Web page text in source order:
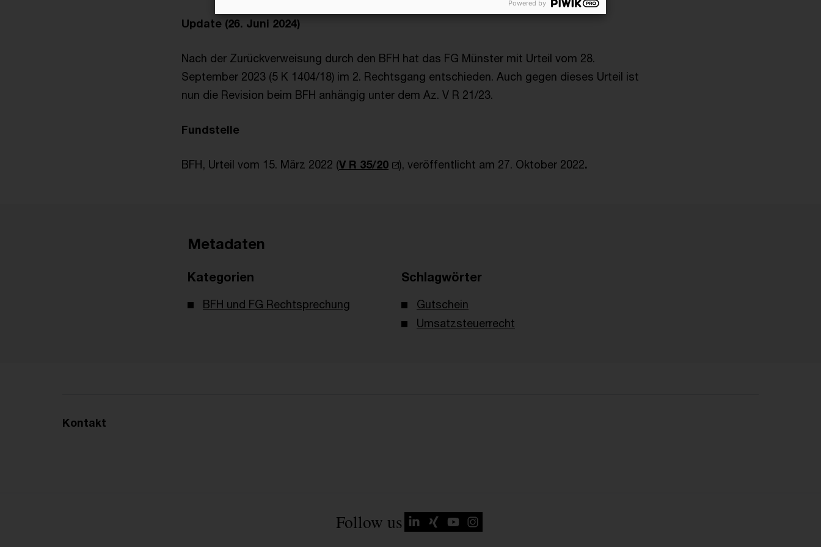
Update (26. Juni 2024)
Nach der Zurückverweisung durch den BFH hat das FG Münster mit Urteil vom 28.
September 2023 (5 K 1404/18) im 2. Rechtsgang entschieden. Auch gegen dieses Urteil ist
nun die Revision beim BFH anhängig unter dem Az. V R 21/23.
Fundstelle
BFH, Urteil vom 15. März 2022 (V R 35/20 ), veröffentlicht am 27. Oktober 2022.
Metadaten
Kategorien
BFH und FG Rechtsprechung
Schlagwörter
Gutschein
Umsatzsteuerrecht
Kontakt
Follow us
Powered by